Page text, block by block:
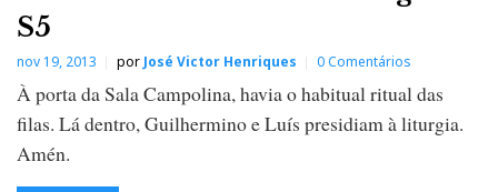
S5
nov 19, 2013 por José Victor Henriques 0 Comentários
À porta da Sala Campolina, havia o habitual ritual das
filas. Lá dentro, Guilhermino e Luís presidiam à liturgia.
Amén.